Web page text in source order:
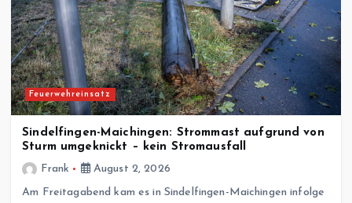
Feuerwehreinsatz
Sindelfingen-Maichingen: Strommast aufgrund von
Sturm umgeknickt – kein Stromausfall
Frank
August 2, 2026
Am Freitagabend kam es in Sindelfingen-Maichingen infolge